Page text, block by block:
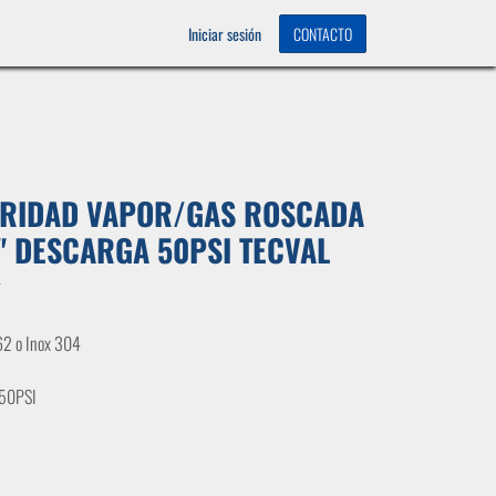
Iniciar sesión CONTACTO
VAPOR/GAS ROSCADA
50PSI TECVAL
o Inox 304